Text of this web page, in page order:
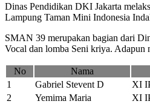
Dinas Pendidikan DKI Jakarta
Lampung Taman Mini Indonesia
SMAN 39 merupakan bagian dari
Vocal dan lomba Seni kriya.
No Nama
1
Gabriel Stevent D XI
2
Yemima Maria XI